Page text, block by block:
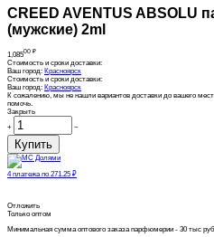
CREED AVENTUS ABSOLU
(мужские) 2ml
1,08500 ₽
Стоимость и сроки доставки:
Ваш город: Красноярск
Стоимость и сроки доставки:
Ваш город: Красноярск
К сожалению, мы не нашли вариантов доставки до вашего
помочь.
Закрыть
+
−
Купить
4 платежа по 271.25 ₽
Отложить
Только оптом
Минимальная сумма оптового заказа парфюмерии - 30 тыс